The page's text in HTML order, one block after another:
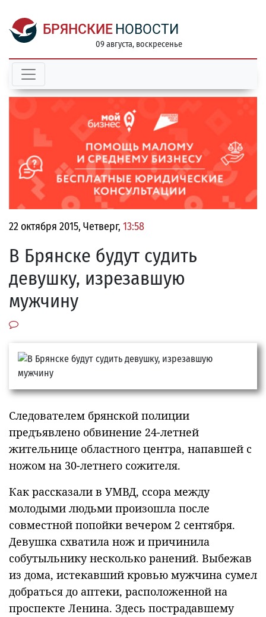
БРЯНСКИЕ НОВОСТИ
09 августа, воскресенье
22 октября 2015, Четверг, 13:58
В Брянске будут судить
девушку, изрезавшую
мужчину
Следователем брянской полиции
предъявлено обвинение 24-летней
жительнице областного центра, напавшей с
ножом на 30-летнего сожителя.
Как рассказали в УМВД, ссора между
молодыми людьми произошла после
совместной попойки вечером 2 сентября.
Девушка схватила нож и причинила
собутыльнику несколько ранений. Выбежав
из дома, истекавший кровью мужчина сумел
добраться до аптеки, расположенной на
проспекте Ленина. Здесь пострадавшему